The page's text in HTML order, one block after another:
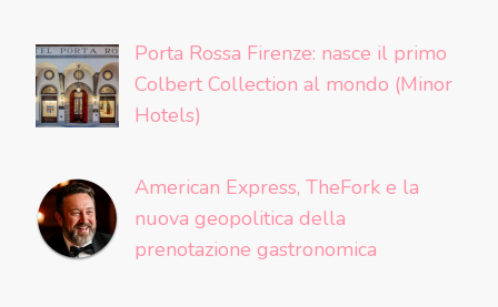
Porta Rossa Firenze: nasce il primo
Colbert Collection al mondo (Minor
Hotels)
American Express, TheFork e la
nuova geopolitica della
prenotazione gastronomica